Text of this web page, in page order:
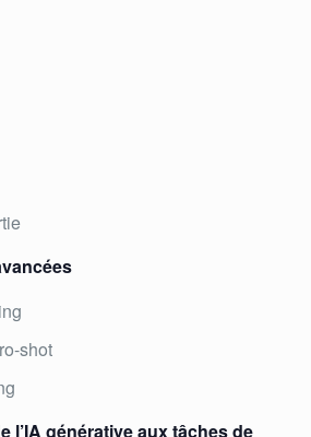
shot
l’IA générative aux tâches de